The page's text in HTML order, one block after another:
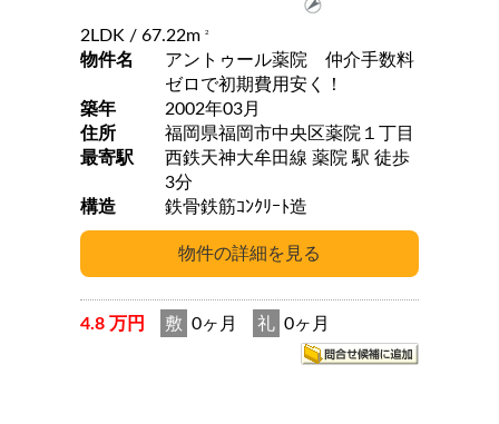
2LDK / 67.22m 2
物件名
アントゥール薬院 仲介手数料
ゼロで初期費用安く！
築年
2002年03月
住所
福岡県福岡市中央区薬院１丁目
最寄駅
西鉄天神大牟田線 薬院 駅 徒歩
3分
構造
鉄骨鉄筋ｺﾝｸﾘｰﾄ造
4.8 万円 敷 0ヶ月 礼 0ヶ月